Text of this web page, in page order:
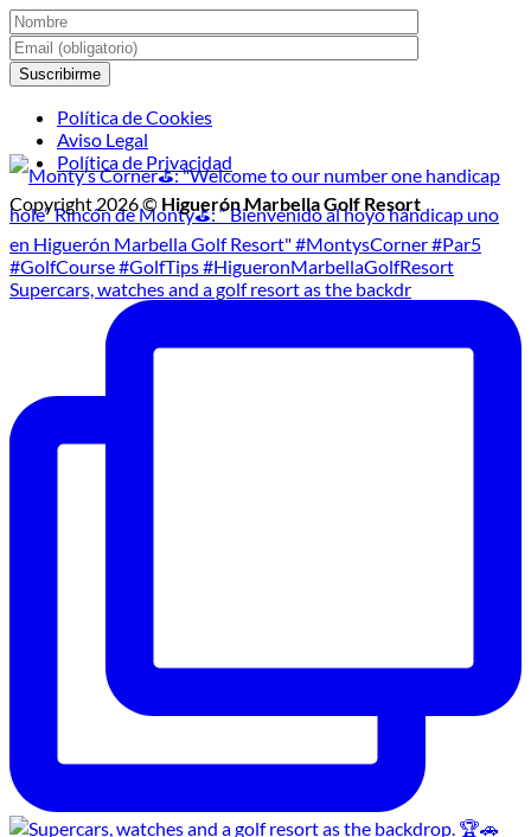
Supercars, watches and a golf resort as the backdr
Política de Cookies
Aviso Legal
Política de Privacidad
Copyright 2026 © Higuerón Marbella Golf Resort